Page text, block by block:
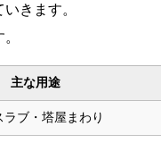
きます。
主な用途
ラブ・塔屋まわり